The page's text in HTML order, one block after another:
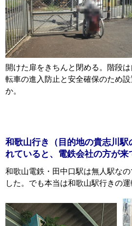
開けた扉をきちんと閉める。階段は
転車の進入防止と安全確保のため設
か。
和歌山行き（目的地の貴志川
れていると、電鉄会社の方が来
和歌山電鉄・田中口駅は無人駅な
した。でも本当は和歌山駅行きの